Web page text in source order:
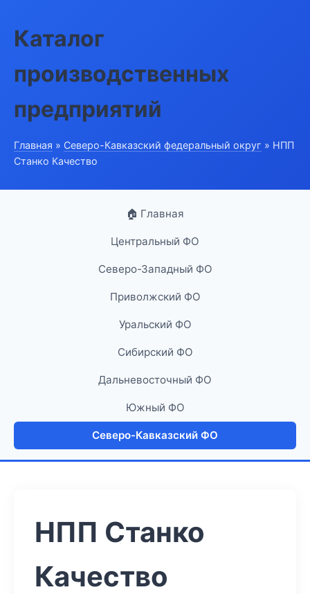
Каталог
производственных
предприятий
Главная » Северо-Кавказский федеральный округ » НПП
Станко Качество
🏠 Главная
Центральный ФО
Северо-Западный ФО
Приволжский ФО
Уральский ФО
Сибирский ФО
Дальневосточный ФО
Южный ФО
Северо-Кавказский ФО
НПП Станко
Качество